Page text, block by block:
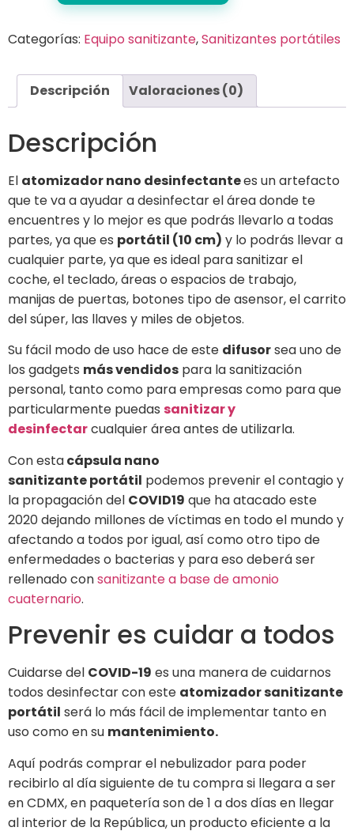
Categorías: Equipo sanitizante,Sanitizantes portátiles
Descripción Valoraciones (0)
Descripción
El atomizador nano desinfectantees un artefacto
que te va a ayudar a desinfectar el área donde te
encuentres y lo mejor es que podrás llevarlo a todas
partes, ya que es portátil (10 cm) y lo podrás llevar a
cualquier parte, ya que es ideal para sanitizar el
coche, el teclado, áreas o espacios de trabajo,
manijas de puertas, botones tipo de asensor, el carrito
del súper, las llaves y miles de objetos.
Su fácil modo de uso hace de este difusorsea uno de
los gadgets más vendidos para la sanitización
personal, tanto como para empresas como para que
particularmente puedas sanitizar y
desinfectarcualquier área antes de utilizarla.
Con estacápsula nano
sanitizante portátil podemos prevenir el contagio y
la propagación del COVID19 que ha atacado este
2020 dejando millones de víctimas en todo el mundo y
afectando a todos por igual, así como otro tipo de
enfermedades o bacterias y para eso deberá ser
rellenado consanitizante a base de amonio
cuaternario.
Prevenir es cuidar a todos
Cuidarse del COVID-19 es una manera de cuidarnos
todos desinfectar con este atomizador sanitizante
portátil será lo más fácil de implementar tanto en
uso como en su mantenimiento.
Aquí podrás comprar el nebulizador para poder
recibirlo al día siguiente de tu compra si llegara a ser
en CDMX, en paquetería son de 1 a dos días en llegar
al interior de la República, un producto eficiente a la